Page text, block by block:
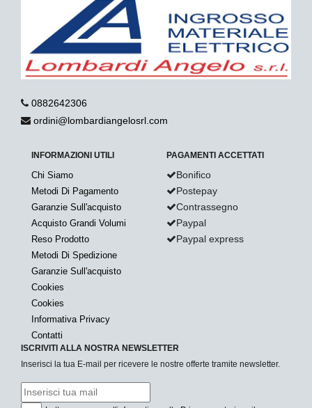
0882642306
ordini@lombardiangelosrl.com
INFORMAZIONI UTILI
Chi Siamo
Metodi Di Pagamento
Garanzie Sull'acquisto
Acquisto Grandi Volumi
Reso Prodotto
Metodi Di Spedizione
Garanzie Sull'acquisto
Cookies
Cookies
Informativa Privacy
Contatti
PAGAMENTI ACCETTATI
Bonifico
Postepay
Contrassegno
Paypal
Paypal express
ISCRIVITI ALLA NOSTRA NEWSLETTER
Inserisci la tua E-mail per ricevere le nostre offerte tramite newsletter.